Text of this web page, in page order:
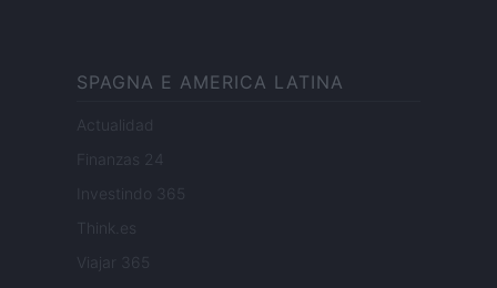
SPAGNA E AMERICA LATINA
Actualidad
Finanzas 24
Investindo 365
Think.es
Viajar 365